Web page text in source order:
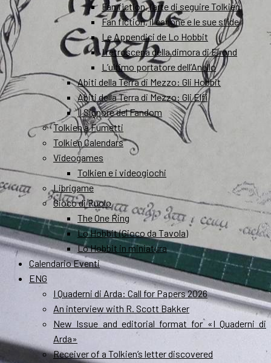
Fan fiction, l’arte di seguire Tolkien
Fan fiction, il canone e le sue sfide
Le Appendici de Lo Hobbit
I retroscena della dimora di Elrond
L’ultimo portatore dell’Anello
Abiti della Terra di Mezzo: Gli Hobbit
Abiti della Terra di Mezzo: Gli Elfi
Il Signore del Fandom
Tolkien a Fumetti
Tolkien Calendars
Videogames
Tolkien e i videogiochi
Librigame
Gioco di Ruolo
The One Ring
Lo Hobbit (Gioco da Tavola)
Lo Hobbit in miniatura
Calendario Eventi
ENG
I Quaderni di Arda: Call for Papers 2026
An interview with R. Scott Bakker
New Issue and editorial format for «I Quaderni di
Arda»
Receiver of a Tolkien’s letter discovered